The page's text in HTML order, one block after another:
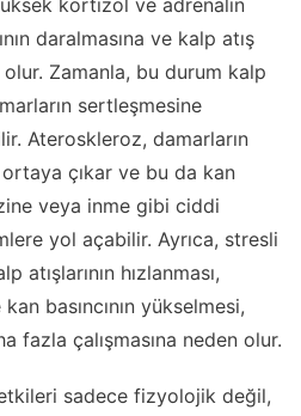
kortizol ve adrenalin
daralmasına ve kalp atış
olur. Zamanla, bu durum kalp
sertleşmesine
Ateroskleroz, damarların
çıkar ve bu da kan
veya inme gibi ciddi
yol açabilir. Ayrıca, stresli
atışlarının hızlanması,
basıncının yükselmesi,
fazla çalışmasına neden olur.
sadece fizyolojik değil,